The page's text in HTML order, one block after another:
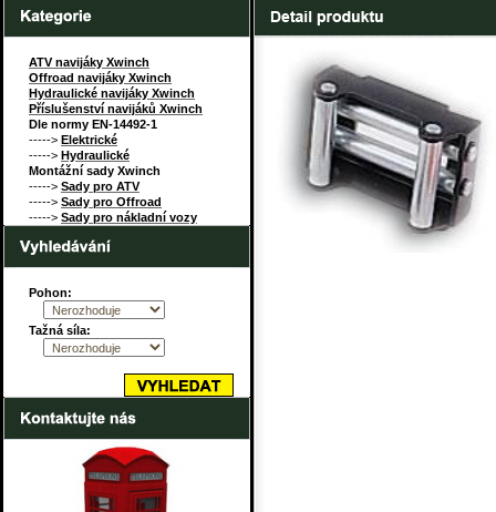
ATV navijáky Xwinch
Offroad navijáky Xwinch
Hydraulické navijáky Xwinch
Příslušenství navijáků Xwinch
Dle normy EN-14492-1
-----> Elektrické
-----> Hydraulické
Montážní sady Xwinch
-----> Sady pro ATV
-----> Sady pro Offroad
-----> Sady pro nákladní vozy
Pohon:
Tažná síla: